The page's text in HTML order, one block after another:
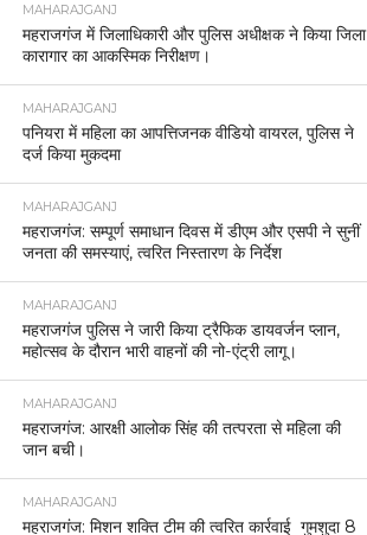
MAHARAJGANJ
महराजगंज में जिलाधिकारी और पुलिस अधीक्षक ने किया जिला
कारागार का आकस्मिक निरीक्षण।
MAHARAJGANJ
पनियरा में महिला का आपत्तिजनक वीडियो वायरल, पुलिस ने
दर्ज किया मुकदमा
MAHARAJGANJ
महराजगंज: सम्पूर्ण समाधान दिवस में डीएम और एसपी ने सुनीं
जनता की समस्याएं, त्वरित निस्तारण के निर्देश
MAHARAJGANJ
महराजगंज पुलिस ने जारी किया ट्रैफिक डायवर्जन प्लान,
महोत्सव के दौरान भारी वाहनों की नो-एंट्री लागू।
MAHARAJGANJ
महराजगंज: आरक्षी आलोक सिंह की तत्परता से महिला की
जान बची।
MAHARAJGANJ
महराजगंज: मिशन शक्ति टीम की त्वरित कार्रवाई गुमशुदा 8